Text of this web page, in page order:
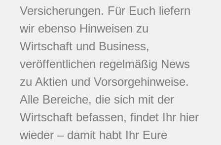
Versicherungen. Für Euch liefern
wir ebenso Hinweisen zu
Wirtschaft und Business,
veröffentlichen regelmäßig News
zu Aktien und Vorsorgehinweise.
Alle Bereiche, die sich mit der
Wirtschaft befassen, findet Ihr hier
wieder – damit habt Ihr Eure